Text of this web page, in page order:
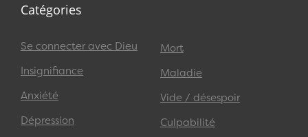
Catégories
Se connecter avec Dieu
Insignifiance
Anxiété
Dépression
Mort
Maladie
Vide / désespoir
Culpabilité